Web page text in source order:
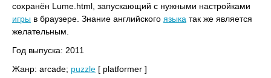
сохранён Lume.html, запускающий с нужными настройками
игры в браузере. Знание английского языка так же является
желательным.
Год выпуска: 2011
Жанр: arcade; puzzle [ platformer ]